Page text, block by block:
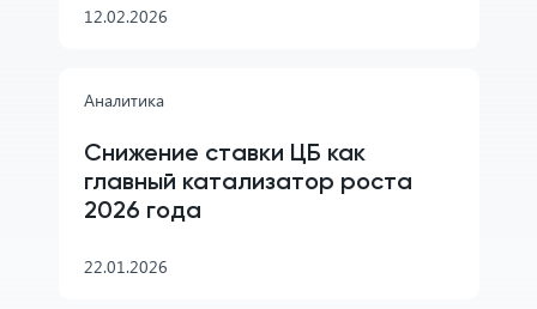
12.02.2026
Аналитика
Снижение ставки ЦБ как
главный катализатор роста
2026 года
22.01.2026